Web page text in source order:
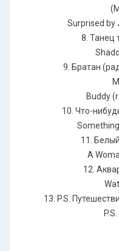
Surprised by
8. Танец
9. Братан
Buddy
10. Что-
11.
A
12.
13. P.S.